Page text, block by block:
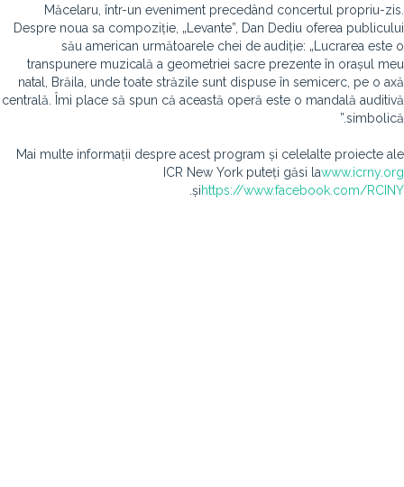
Măcelaru, într-un eveniment precedând concertul propriu-zis.
Despre noua sa compoziție, „Levante”, Dan Dediu oferea publicului
său american următoarele chei de audiție: „Lucrarea este o
transpunere muzicală a geometriei sacre prezente în orașul meu
natal, Brăila, unde toate străzile sunt dispuse în semicerc, pe o axă
centrală. Îmi place să spun că această operă este o mandală auditivă
simbolică.”
Mai multe informații despre acest program și celelalte proiecte ale
ICR New York puteți găsi lawww.icrny.org
șihttps://www.facebook.com/RCINY